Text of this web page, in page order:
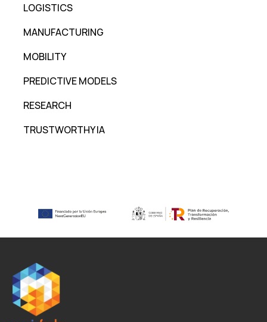
LOGISTICS
MANUFACTURING
MOBILITY
PREDICTIVE MODELS
RESEARCH
TRUSTWORTHY IA